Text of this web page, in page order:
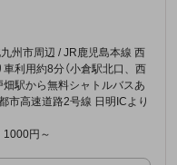
州市周辺 / JR鹿児島本線 西
利用約8分（小倉駅北口、西
畑駅から無料シャトルバスあ
市高速道路2号線 日明ICより
1000円～